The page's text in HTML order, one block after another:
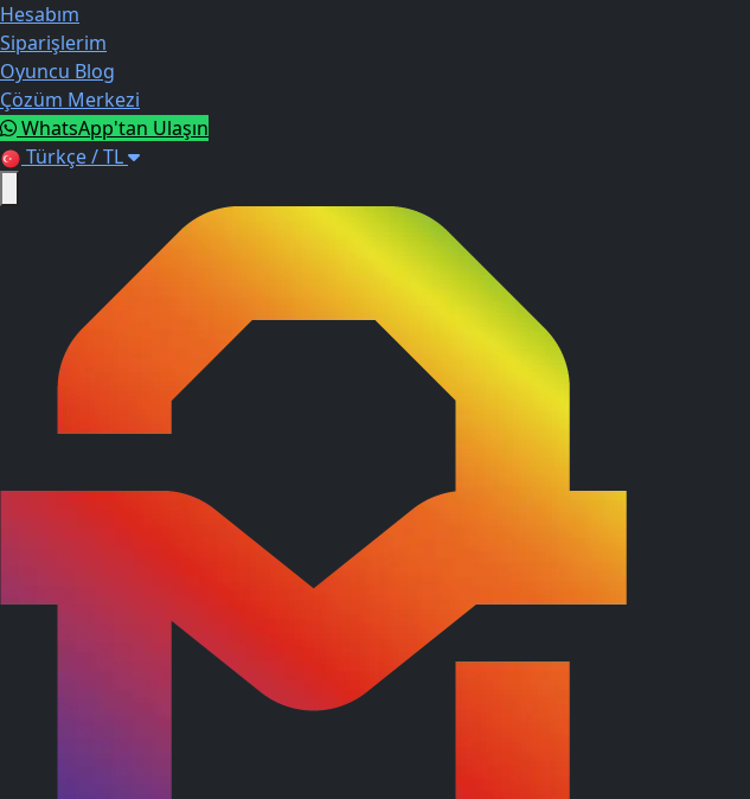
Hesabım
Siparişlerim
Oyuncu Blog
Çözüm Merkezi
WhatsApp'tan Ulaşın
Türkçe / TL